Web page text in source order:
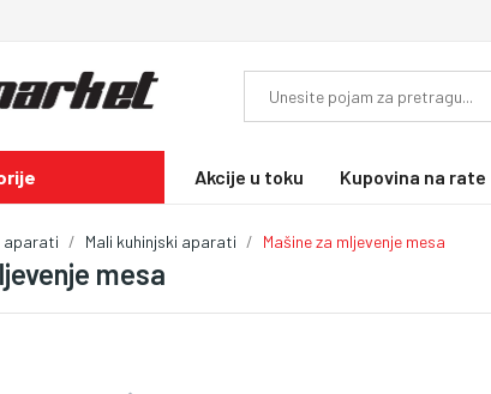
Akcije u toku Kupovina na rate
mesa
aparati Mali kuhinjski aparati Mašine za mljevenje mesa